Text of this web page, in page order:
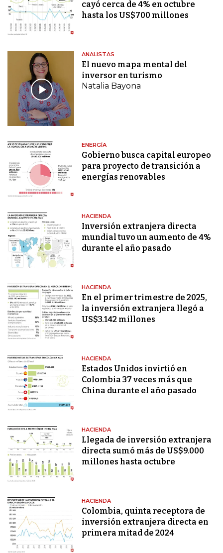
cayó cerca de 4% en octubre
hasta los US$700 millones
ANALISTAS
El nuevo mapa mental del
inversor en turismo
Natalia Bayona
ENERGÍA
Gobierno busca capital europeo
para proyecto de transición a
energías renovables
HACIENDA
Inversión extranjera directa
mundial tuvo un aumento de 4%
durante el año pasado
HACIENDA
En el primer trimestre de 2025,
la inversión extranjera llegó a
US$3.142 millones
HACIENDA
Estados Unidos invirtió en
Colombia 37 veces más que
China durante el año pasado
HACIENDA
Llegada de inversión extranjera
directa sumó más de US$9.000
millones hasta octubre
HACIENDA
Colombia, quinta receptora de
inversión extranjera directa en
primera mitad de 2024